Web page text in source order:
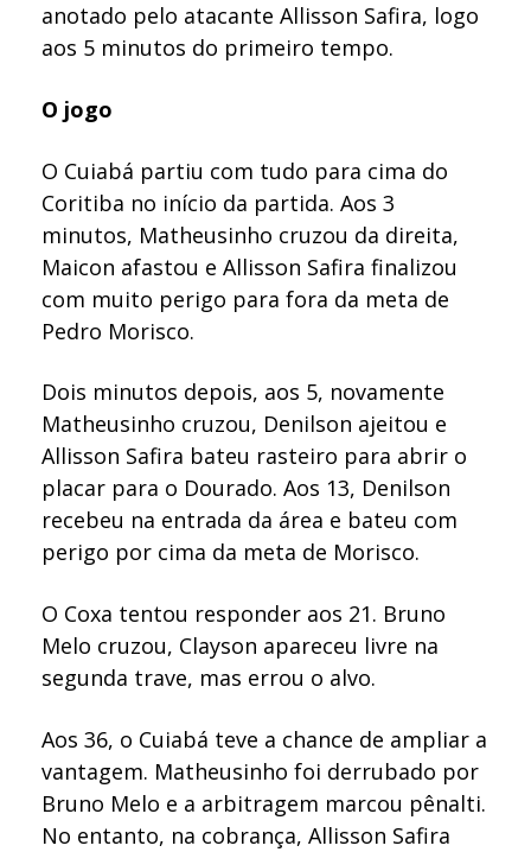
anotado pelo atacante Allisson Safira, logo
aos 5 minutos do primeiro tempo.
O jogo
O Cuiabá partiu com tudo para cima do
Coritiba no início da partida. Aos 3
minutos, Matheusinho cruzou da direita,
Maicon afastou e Allisson Safira finalizou
com muito perigo para fora da meta de
Pedro Morisco.
Dois minutos depois, aos 5, novamente
Matheusinho cruzou, Denilson ajeitou e
Allisson Safira bateu rasteiro para abrir o
placar para o Dourado. Aos 13, Denilson
recebeu na entrada da área e bateu com
perigo por cima da meta de Morisco.
O Coxa tentou responder aos 21. Bruno
Melo cruzou, Clayson apareceu livre na
segunda trave, mas errou o alvo.
Aos 36, o Cuiabá teve a chance de ampliar a
vantagem. Matheusinho foi derrubado por
Bruno Melo e a arbitragem marcou pênalti.
No entanto, na cobrança, Allisson Safira